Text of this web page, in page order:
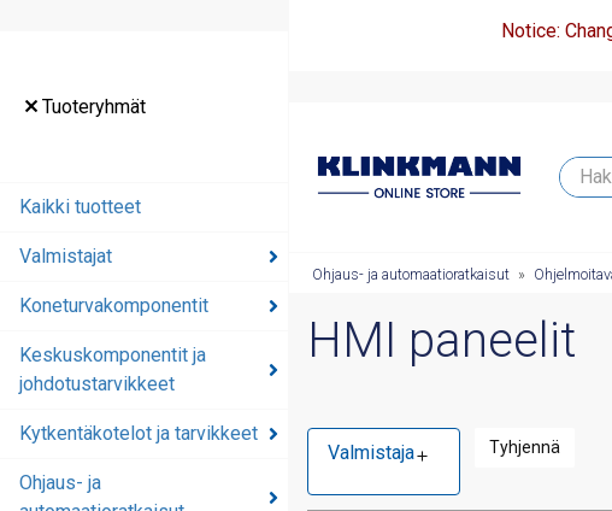
Tuoteryhmät
Kaikki tuotteet
Valmistajat
Koneturvakomponentit
Keskuskomponentit ja
johdotustarvikkeet
Kytkentäkotelot ja tarvikkeet
Ohjaus- ja
Notice:
Ohjaus- ja automaatioratkaisut »
HMI paneelit
Valmistaja Tyhjennä